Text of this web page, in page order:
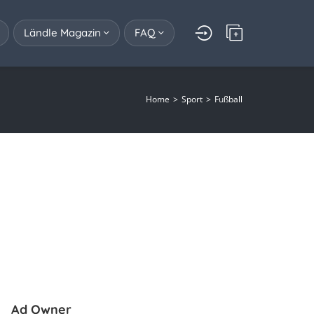
Ländle Magazin FAQ
Home Sport Fußball
Ad Owner